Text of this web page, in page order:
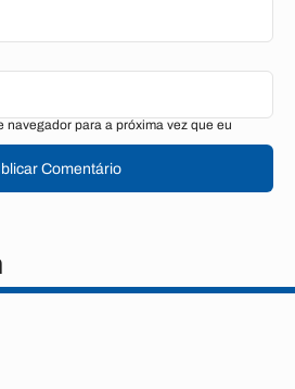
navegador para a próxima vez que eu
Comentário